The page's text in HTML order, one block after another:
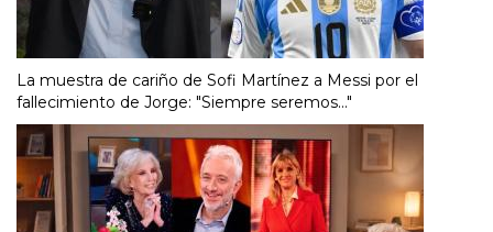
La muestra de cariño de Sofi Martínez a Messi por el
fallecimiento de Jorge: "Siempre seremos..."